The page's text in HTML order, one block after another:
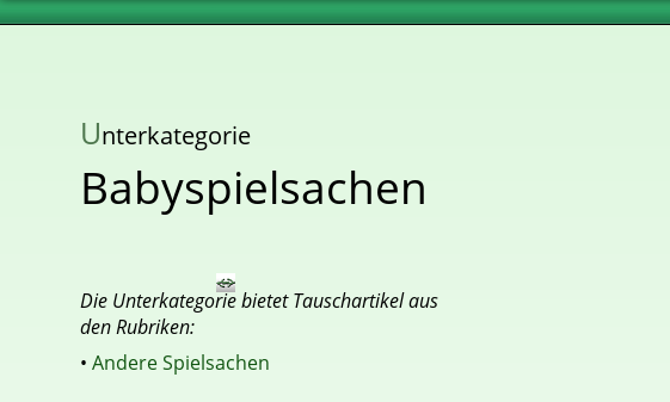
Unterkategorie
Babyspielsachen
Die Unterkategorie bietet Tauschartikel aus
den Rubriken:
•Andere Spielsachen